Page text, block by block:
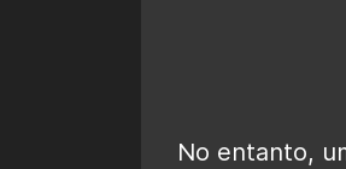
No entanto,